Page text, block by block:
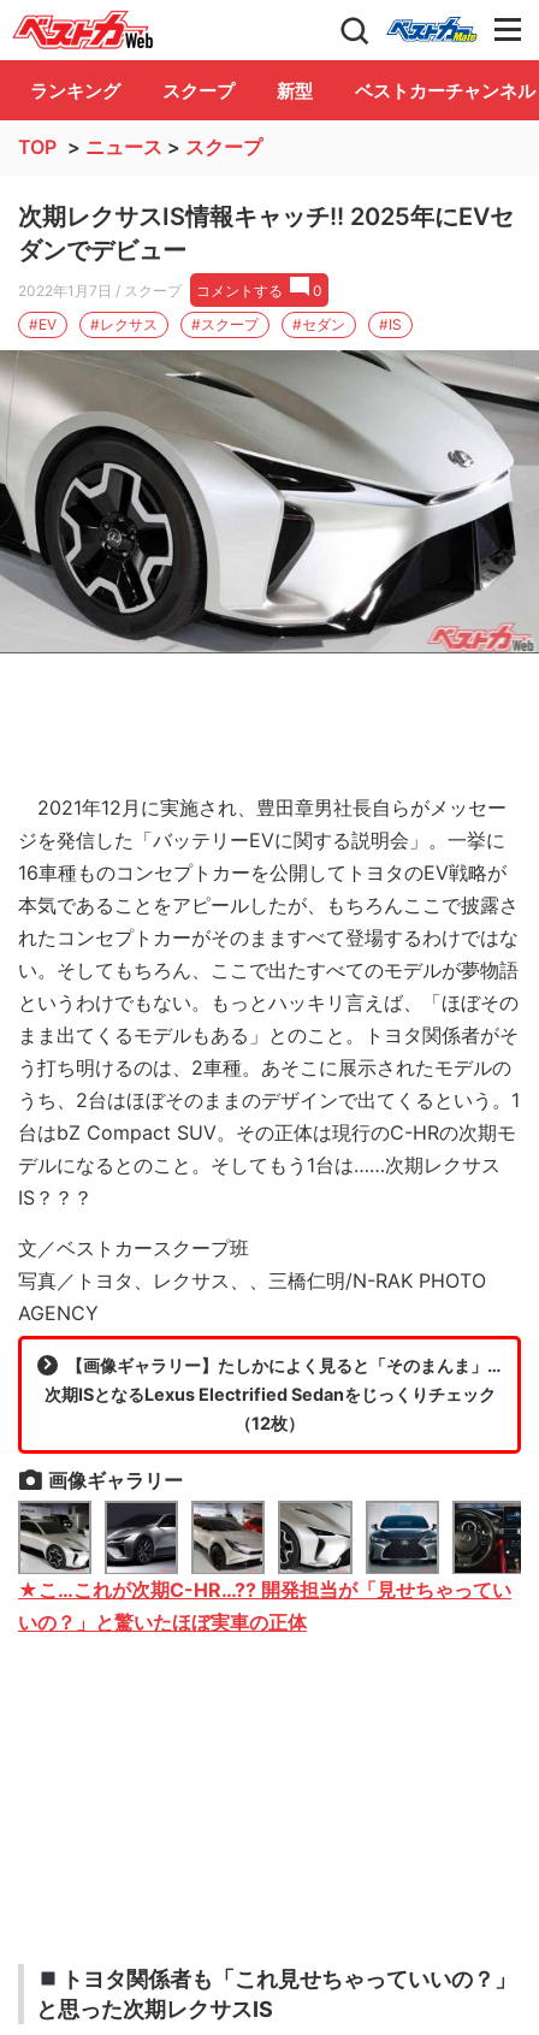
自動車情報誌「ベストカー」 Club
ランキング スクープ 新型 ベストカーチャンネル
TOP > ニュース > スクープ
次期レクサスIS情報キャッチ!! 2025年にEVセ
ダンでデビュー
2022年1月7日 / スクープ コメントする
0
#EV
#レクサス #スクープ #セダン #IS
2021年12月に実施され、豊田章男社長自らがメッセー
ジを発信した「バッテリーEVに関する説明会」。一挙に
16車種ものコンセプトカーを公開してトヨタのEV戦略が
本気であることをアピールしたが、もちろんここで披露さ
れたコンセプトカーがそのまますべて登場するわけではな
い。そしてもちろん、ここで出たすべてのモデルが夢物語
というわけでもない。もっとハッキリ言えば、「ほぼその
まま出てくるモデルもある」とのこと。トヨタ関係者がそ
う打ち明けるのは、2車種。あそこに展示されたモデルの
うち、2台はほぼそのままのデザインで出てくるという。1
台はbZ Compact SUV。その正体は現行のC-HRの次期モ
デルになるとのこと。そしてもう1台は……次期レクサス
IS？？？
文／ベストカースクープ班
写真／トヨタ、レクサス、、三橋仁明/N-RAK PHOTO
AGENCY
【画像ギャラリー】たしかによく見ると「そのまんま」…
次期ISとなるLexus Electrified Sedanをじっくりチェック
（12枚）
画像ギャラリー
★こ…これが次期C-HR…?? 開発担当が「見せちゃってい
いの？」と驚いたほぼ実車の正体
トヨタ関係者も「これ見せちゃっていいの？」
と思った次期レクサスIS